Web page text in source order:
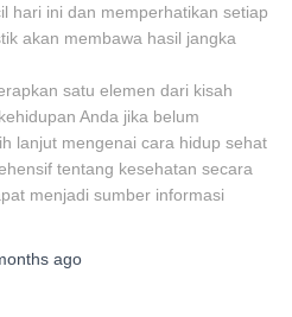
hari ini dan memperhatikan setiap
akan membawa hasil jangka
satu elemen dari kisah
Anda jika belum
lanjut mengenai cara hidup sehat
tentang kesehatan secara
menjadi sumber informasi
ago